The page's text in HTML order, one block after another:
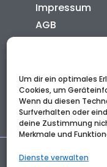
Um dir ein optimales
Cookies, um
Wenn du diesen
Surfverhalten oder
deine Zustimmung
Merkmale und
Dienste verwalten
Impressum
AGB
Social Media
Cookie-